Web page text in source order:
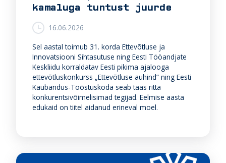
kamaluga tuntust juurde
16.06.2026
Sel aastal toimub 31. korda Ettevõtluse ja
Innovatsiooni Sihtasutuse ning Eesti Tööandjate
Keskliidu korraldatav Eesti pikima ajalooga
ettevõtluskonkurss „Ettevõtluse auhind“ ning Eesti
Kaubandus-Tööstuskoda seab taas ritta
konkurentsivõimelisimad tegijad. Eelmise aasta
edukaid on tiitel aidanud erineval moel.